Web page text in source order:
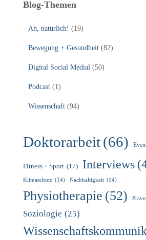
Blog-Themen
Ah, natürlich! (19)
Bewegung + Gesundheit (82)
Digital Social Medial (50)
Podcast (1)
Wissenschaft (94)
Doktorarbeit(66)
Fitness + Sport (17) Interviews
Klimaschutz (14) Nachhaltigkeit (14)
Physiotherapie (52)
Soziologie (25)